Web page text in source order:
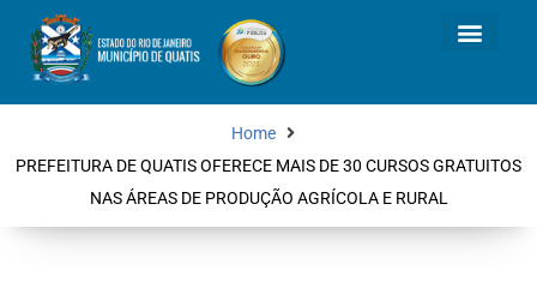
Home
PREFEITURA DE QUATIS OFERECE MAIS DE 30 CURSOS GRATUITOS
NAS ÁREAS DE PRODUÇÃO AGRÍCOLA E RURAL